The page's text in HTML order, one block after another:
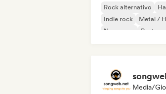
Rock alternativo
Indie rock
Metal /
New wave
Post
Media/